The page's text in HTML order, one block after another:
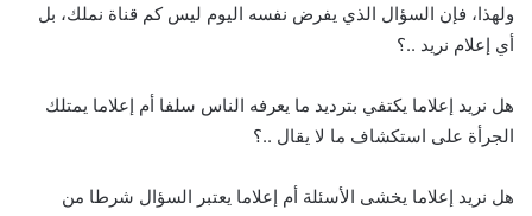
ولهذا، فإن السؤال الذي يفرض نفسه اليوم ليس كم قناة نملك، بل
أي إعلام نريد ..؟
هل نريد إعلاما يكتفي بترديد ما يعرفه الناس سلفا أم إعلاما يمتلك
الجرأة على استكشاف ما لا يقال ..؟
هل نريد إعلاما يخشى الأسئلة أم إعلاما يعتبر السؤال شرطا من